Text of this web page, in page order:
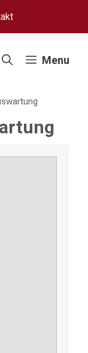
Menu